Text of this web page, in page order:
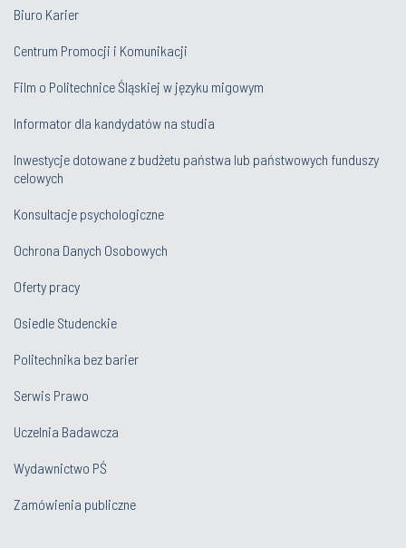
Biuro Karier
Centrum Promocji i Komunikacji
Film o Politechnice Śląskiej w języku migowym
Informator dla kandydatów na studia
Inwestycje dotowane z budżetu państwa lub państwowych funduszy
celowych
Konsultacje psychologiczne
Ochrona Danych Osobowych
Oferty pracy
Osiedle Studenckie
Politechnika bez barier
Serwis Prawo
Uczelnia Badawcza
Wydawnictwo PŚ
Zamówienia publiczne